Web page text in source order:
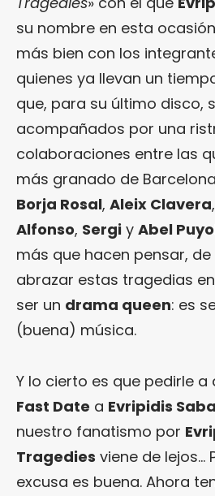
su nombre en esta
más bien con los
quienes ya llevan un
que, para su último disco,
acompañados por una
colaboraciones entre las
más granado de
Borja Rosal, Aleix Clavera,
Alfonso, Sergi y Abel
más que hacen pensar, de
abrazar estas tragedias
ser un drama queen: es
(buena) música.
Y lo cierto es que pedirle a
Fast Date a Evripidis
nuestro fanatismo por
Tragedies viene de lejos…
excusa es buena. Ahora